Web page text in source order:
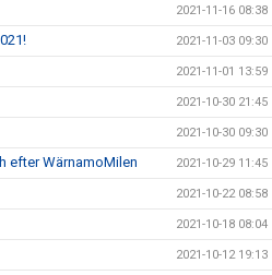
2021-11-16 08:38
2021-11-03 09:30
2021-11-01 13:59
2021-10-30 21:45
2021-10-30 09:30
efter WärnamoMilen 2021-10-29 11:45
2021-10-22 08:58
2021-10-18 08:04
2021-10-12 19:13